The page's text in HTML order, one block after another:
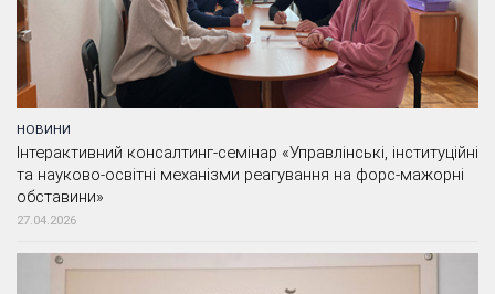
НОВИНИ
Інтерактивний консалтинг-семінар «Управлінські, інституційні
та науково-освітні механізми реагування на форс-мажорні
обставини»
27.04.2026